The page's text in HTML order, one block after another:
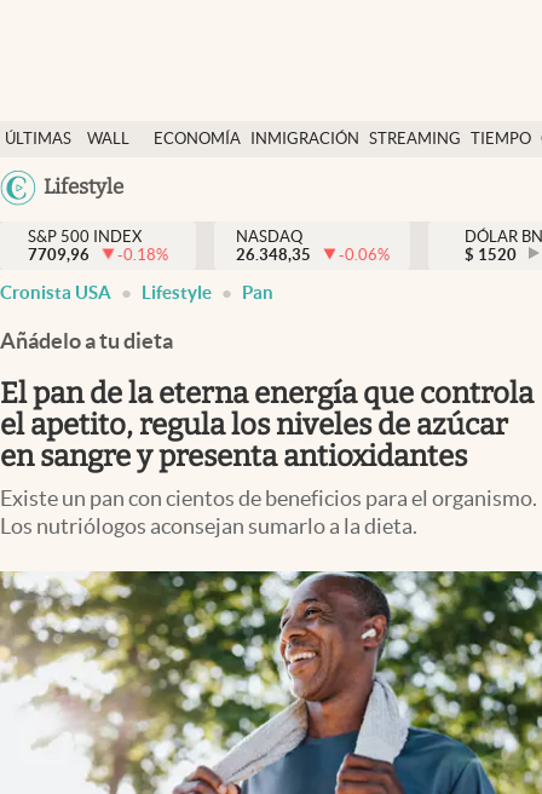
ÚLTIMAS
NOTICIAS
WALL
Y
DÓLAR
ECONOMÍA INMIGRACIÓN STREAMING TIEMPO
México
Lifestyle
Finanzas y economía
Wall Street y dólar
Inmigración
Espiritual
Streaming
PC y mobile
USA
S&P 500 INDEX
7709,96
-0.18%
NASDAQ
26.348,35
-0.06%
DÓLAR
$ 1520
Cronista USA Lifestyle Pan
Añádelo a tu dieta
El pan de la eterna energía que controla
el apetito, regula los niveles de azúcar
en sangre y presenta antioxidantes
Existe un pan con cientos de beneficios para el organismo.
Los nutriólogos aconsejan sumarlo a la dieta.